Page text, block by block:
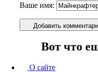
Ваше имя:
Добавить
Вот что
О сайте